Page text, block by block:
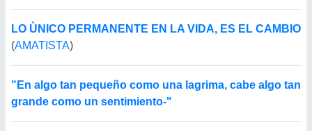
LO ÙNICO PERMANENTE EN LA VIDA, ES EL CAMBIO
(AMATISTA)
"En algo tan pequeño como una lagrima, cabe algo tan
grande como un sentimiento-"